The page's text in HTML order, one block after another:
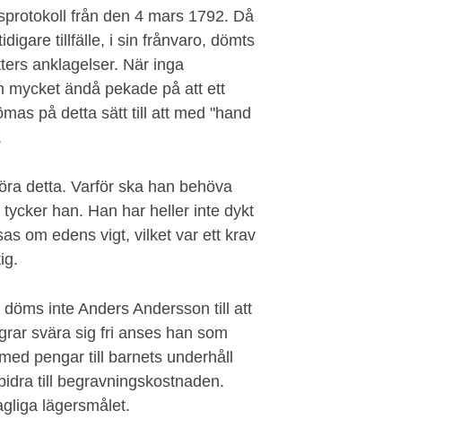
från den 4 mars 1792. Då
tillfälle, i sin frånvaro, dömts
anklagelser. När inga
mycket ändå pekade på att ett
på detta sätt till att med "hand
detta. Varför ska han behöva
han. Han har heller inte dykt
om edens vigt, vilket var ett krav
inte Anders Andersson till att
svära sig fri anses han som
pengar till barnets underhåll
till begravningskostnaden.
lägersmålet.